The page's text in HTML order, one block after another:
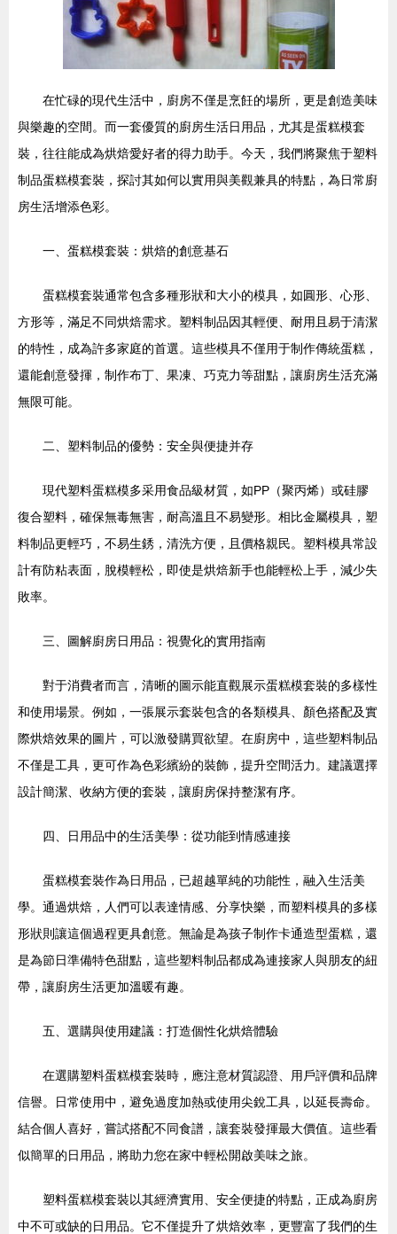
在忙碌的現代生活中，廚房不僅是烹飪的場所，更是創造美味
與樂趣的空間。而一套優質的廚房生活日用品，尤其是蛋糕模套
裝，往往能成為烘焙愛好者的得力助手。今天，我們將聚焦于塑料
制品蛋糕模套裝，探討其如何以實用與美觀兼具的特點，為日常廚
房生活增添色彩。
一、蛋糕模套裝：烘焙的創意基石
蛋糕模套裝通常包含多種形狀和大小的模具，如圓形、心形、
方形等，滿足不同烘焙需求。塑料制品因其輕便、耐用且易于清潔
的特性，成為許多家庭的首選。這些模具不僅用于制作傳統蛋糕，
還能創意發揮，制作布丁、果凍、巧克力等甜點，讓廚房生活充滿
無限可能。
二、塑料制品的優勢：安全與便捷并存
現代塑料蛋糕模多采用食品級材質，如PP（聚丙烯）或硅膠
復合塑料，確保無毒無害，耐高溫且不易變形。相比金屬模具，塑
料制品更輕巧，不易生銹，清洗方便，且價格親民。塑料模具常設
計有防粘表面，脫模輕松，即使是烘焙新手也能輕松上手，減少失
敗率。
三、圖解廚房日用品：視覺化的實用指南
對于消費者而言，清晰的圖示能直觀展示蛋糕模套裝的多樣性
和使用場景。例如，一張展示套裝包含的各類模具、顏色搭配及實
際烘焙效果的圖片，可以激發購買欲望。在廚房中，這些塑料制品
不僅是工具，更可作為色彩繽紛的裝飾，提升空間活力。建議選擇
設計簡潔、收納方便的套裝，讓廚房保持整潔有序。
四、日用品中的生活美學：從功能到情感連接
蛋糕模套裝作為日用品，已超越單純的功能性，融入生活美
學。通過烘焙，人們可以表達情感、分享快樂，而塑料模具的多樣
形狀則讓這個過程更具創意。無論是為孩子制作卡通造型蛋糕，還
是為節日準備特色甜點，這些塑料制品都成為連接家人與朋友的紐
帶，讓廚房生活更加溫暖有趣。
五、選購與使用建議：打造個性化烘焙體驗
在選購塑料蛋糕模套裝時，應注意材質認證、用戶評價和品牌
信譽。日常使用中，避免過度加熱或使用尖銳工具，以延長壽命。
結合個人喜好，嘗試搭配不同食譜，讓套裝發揮最大價值。這些看
似簡單的日用品，將助力您在家中輕松開啟美味之旅。
塑料蛋糕模套裝以其經濟實用、安全便捷的特點，正成為廚房
中不可或缺的日用品。它不僅提升了烘焙效率，更豐富了我們的生